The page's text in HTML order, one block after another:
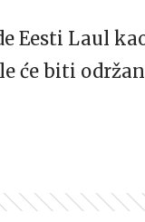
Eesti Laul
će biti